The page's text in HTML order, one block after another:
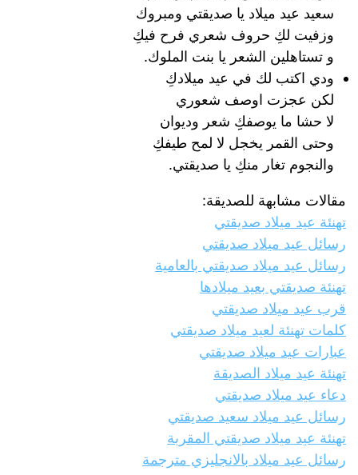
سعيد عيد ميلاد يا صديقتي ومبروك
وزفيت لكِ حروف شعري فرح فيكِ
و تستاهلين الشعر يا بنت الملوك.
ودي اكتب لك في عيد ميلادكِ
لكن عجزت اوصف شعوري
لا حشا ما يوصفكِِ شعر وديوان
وحتى القمر يخجل لا لمح طيفكِ
والنجوم تغار منكِ يا صديقتي.
مقالات مشابهة للصديقة:
تهنئة عيد ميلاد صديقتي
رسائل عيد ميلاد صديقتي
رسائل عيد ميلاد صديقتي بالعامية
تهنئة صديقتي بعيد ميلادها
قرب عيد ميلاد صديقتي
كلمات تهنئة لعيد ميلاد صديقتي
عبارات عيد ميلاد صديقتي
تهنئة عيد ميلاد الصديقة
دعاء عيد ميلاد صديقتي
رسائل عيد ميلاد سعيد صديقتي
تهنئة عيد ميلاد صديقتي المقربة
رسائل عيد ميلاد بالانجليزي مترجمة